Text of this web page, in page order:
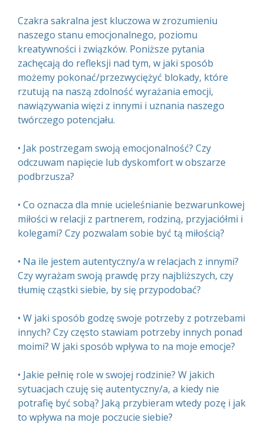
Czakra sakralna jest kluczowa w zrozumieniu
naszego stanu emocjonalnego, poziomu
kreatywności i związków. Poniższe pytania
zachęcają do refleksji nad tym, w jaki sposób
możemy pokonać/przezwyciężyć blokady, które
rzutują na naszą zdolność wyrażania emocji,
nawiązywania więzi z innymi i uznania naszego
twórczego potencjału.
• Jak postrzegam swoją emocjonalność? Czy
odczuwam napięcie lub dyskomfort w obszarze
podbrzusza?
• Co oznacza dla mnie ucieleśnianie bezwarunkowej
miłości w relacji z partnerem, rodziną, przyjaciółmi i
kolegami? Czy pozwalam sobie być tą miłością?
• Na ile jestem autentyczny/a w relacjach z innymi?
Czy wyrażam swoją prawdę przy najbliższych, czy
tłumię cząstki siebie, by się przypodobać?
• W jaki sposób godzę swoje potrzeby z potrzebami
innych? Czy często stawiam potrzeby innych ponad
moimi? W jaki sposób wpływa to na moje emocje?
• Jakie pełnię role w swojej rodzinie? W jakich
sytuacjach czuję się autentyczny/a, a kiedy nie
potrafię być sobą? Jaką przybieram wtedy pozę i jak
to wpływa na moje poczucie siebie?